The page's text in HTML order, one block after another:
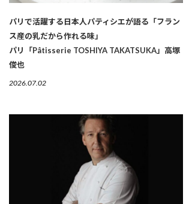
パリで活躍する日本人パティシエが語る「フラン
ス産の乳だから作れる味」
パリ「Pâtisserie TOSHIYA TAKATSUKA」高塚
俊也
2026.07.02